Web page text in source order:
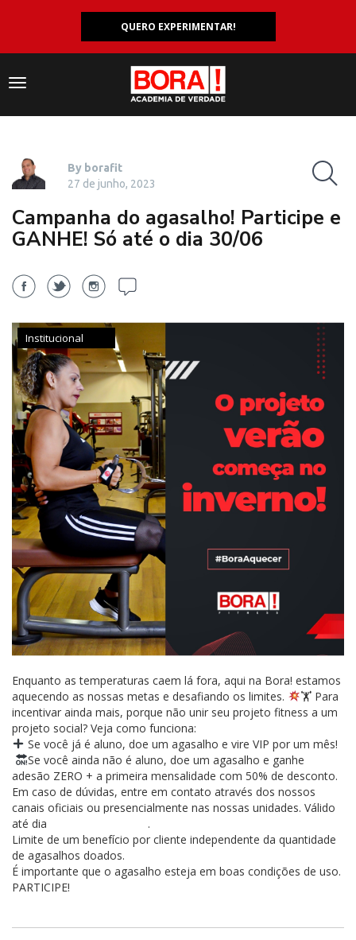
QUERO EXPERIMENTAR!
Navegação
By borafit
27 de junho, 2023
Campanha do agasalho! Participe e
GANHE! Só até o dia 30/06
Institucional
Enquanto as temperaturas caem lá fora, aqui na Bora! estamos
aquecendo as nossas metas e desafiando os limites.
🏋 Para
incentivar ainda mais, porque não unir seu projeto fitness a um
projeto social? Veja como funciona:
Se você já é aluno, doe um agasalho e vire VIP por um mês!
Se você ainda não é aluno, doe um agasalho e ganhe
adesão ZERO + a primeira mensalidade com 50% de desconto.
Em caso de dúvidas, entre em contato através dos nossos
canais oficiais ou presencialmente nas nossas unidades. Válido
até dia
.
Limite de um benefício por cliente independente da quantidade
de agasalhos doados.
É importante que o agasalho esteja em boas condições de uso.
PARTICIPE!